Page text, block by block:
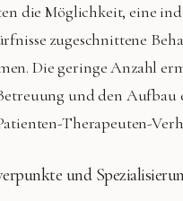
die Möglichkeit, eine
zugeschnittene
Die geringe Anzahl
und den Aufbau
Therapeuten-
und